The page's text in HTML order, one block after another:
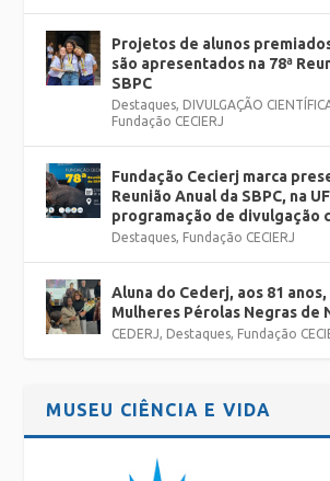
Projetos de alunos
são apresentados na 78ª
SBPC
Destaques, DIVULGAÇÃO
Fundação CECIERJ
Fundação Cecierj marca
Reunião Anual da SBPC, na
programação de divulgação
Destaques, Fundação CECIERJ
Aluna do Cederj, aos 81
Mulheres Pérolas Negras de
CEDERJ, Destaques, Fundação
MUSEU CIÊNCIA E VIDA